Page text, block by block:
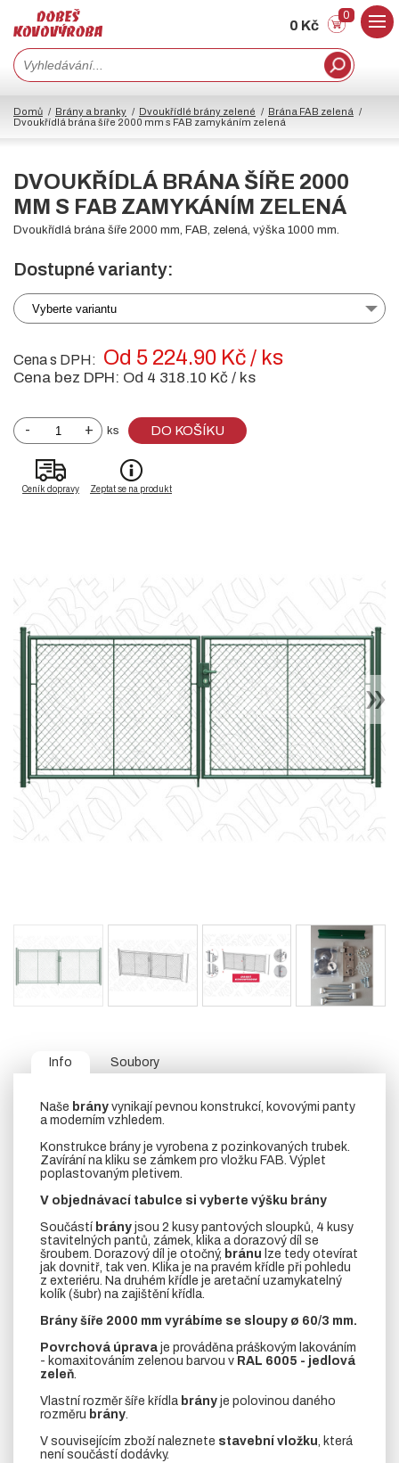
0 Kč
0
Domů Brány a branky Dvoukřídlé brány zelené
Brána FAB zelená
Dvoukřídlá brána šíře 2000 mm s FAB zamykáním zelená
DVOUKŘÍDLÁ BRÁNA ŠÍŘE 2000
MM S FAB ZAMYKÁNÍM ZELENÁ
Dvoukřídlá brána šíře 2000 mm, FAB, zelená, výška 1000 mm.
Dostupné varianty:
Vyberte variantu
Cena s DPH: Od 5 224.90 Kč / ks
Cena bez DPH: Od 4 318.10 Kč / ks
- + ks DO KOŠÍKU
Ceník dopravy Zeptat se na produkt
Info Soubory
Naše brány vynikají pevnou konstrukcí, kovovými panty
a moderním vzhledem.
Konstrukce brány je vyrobena z pozinkovaných trubek.
Zavírání na kliku se zámkem pro vložku FAB. Výplet
poplastovaným pletivem.
V objednávací tabulce si vyberte výšku brány
Součástí brány jsou 2 kusy pantových sloupků, 4 kusy
stavitelných pantů, zámek, klika a dorazový díl se
šroubem. Dorazový díl je otočný, bránu lze tedy otevírat
jak dovnitř, tak ven. Klika je na pravém křídle při pohledu
z exteriéru. Na druhém křídle je aretační uzamykatelný
kolík (šubr) na zajištění křídla.
Brány šíře 2000 mm vyrábíme se sloupy ø 60/3 mm.
Povrchová úprava je prováděna práškovým lakováním
- komaxitováním zelenou barvou v RAL 6005 - jedlová
zeleň.
Vlastní rozměr šíře křídla brány je polovinou daného
rozměru brány.
V souvisejícím zboží naleznete stavební vložku, která
není součástí dodávky.